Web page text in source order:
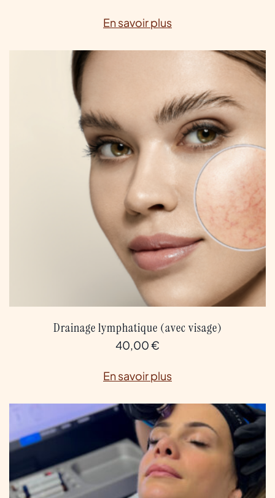
En savoir plus
Drainage lymphatique (avec visage)
40,00€
En savoir plus